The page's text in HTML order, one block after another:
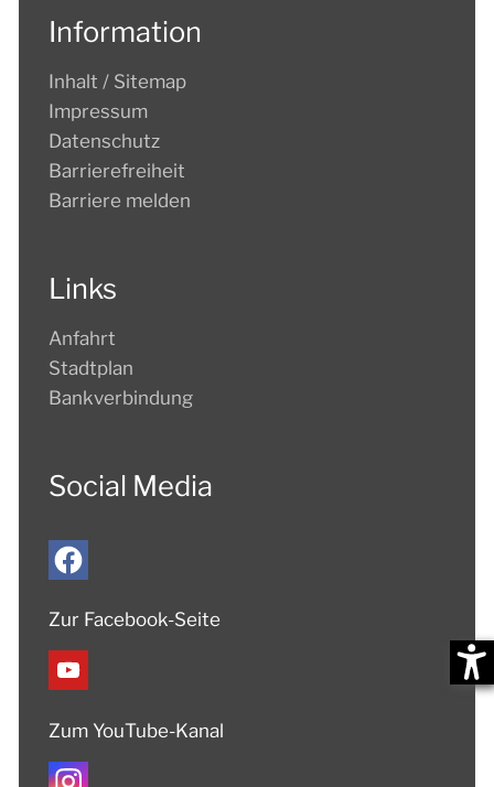
Information
Inhalt / Sitemap
Impressum
Datenschutz
Barrierefreiheit
Barriere melden
Links
Anfahrt
Stadtplan
Bankverbindung
Social Media
Zur Facebook-Seite
Zum YouTube-Kanal